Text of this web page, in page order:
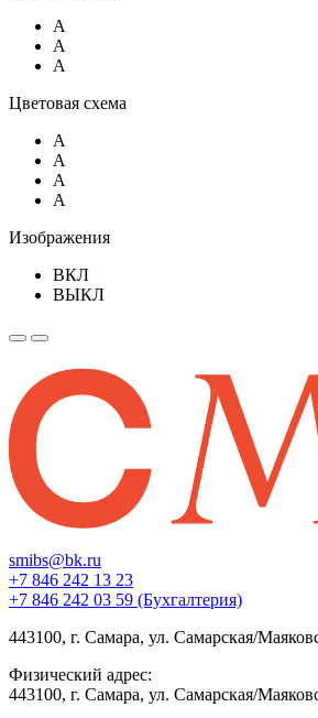
A
A
A
Цветовая схема
A
A
A
A
Изображения
ВКЛ
ВЫКЛ
smibs@bk.ru
+7 846 242 13 23
+7 846 242 03 59 (Бухгалтерия)
443100, г. Самара, ул. Самарская/
Физический адрес:
443100, г. Самара, ул. Самарская/